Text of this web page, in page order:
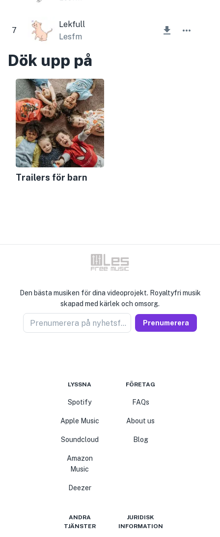
7
Lekfull
Lesfm
Dök upp på
Trailers för barn
Den bästa musiken för dina videoprojekt. Royaltyfri musik
skapad med kärlek och omsorg.
Prenumerera på nyhetsförsäljare Prenumerera
LYSSNA
Spotify
Apple Music
Soundcloud
Amazon
Music
Deezer
FÖRETAG
FAQs
About us
Blog
ANDRA
TJÄNSTER
JURIDISK
INFORMATION